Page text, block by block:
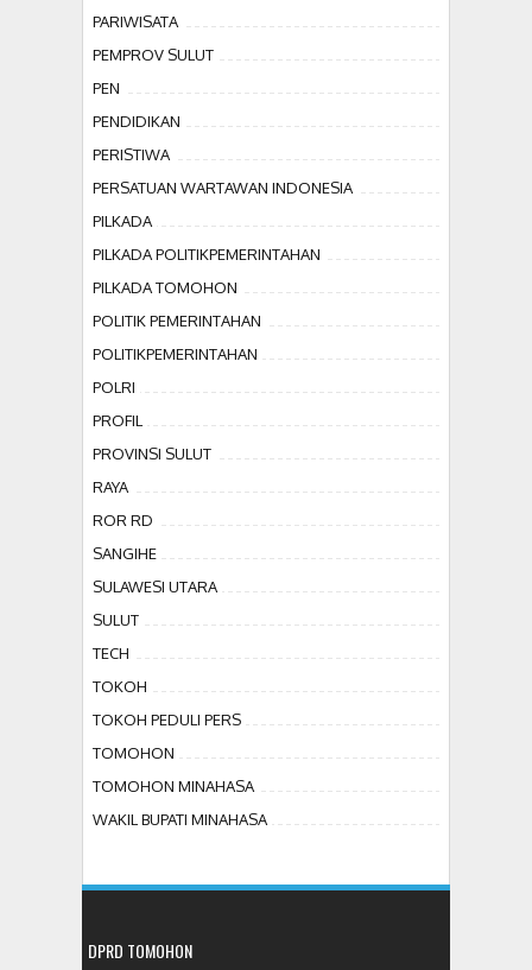
PARIWISATA
PEMPROV SULUT
PEN
PENDIDIKAN
PERISTIWA
PERSATUAN WARTAWAN INDONESIA
PILKADA
PILKADA POLITIKPEMERINTAHAN
PILKADA TOMOHON
POLITIK PEMERINTAHAN
POLITIKPEMERINTAHAN
POLRI
PROFIL
PROVINSI SULUT
RAYA
ROR RD
SANGIHE
SULAWESI UTARA
SULUT
TECH
TOKOH
TOKOH PEDULI PERS
TOMOHON
TOMOHON MINAHASA
WAKIL BUPATI MINAHASA
DPRD TOMOHON